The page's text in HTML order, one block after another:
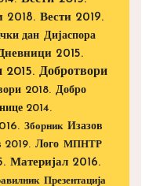
2018. Вести 2019.
дан Дијаспора
2015.
2015. Добротвори
2018. Добро
2014.
Зборник Изазов
2019. Лого МПНТР
Материјал 2016.
Презентација